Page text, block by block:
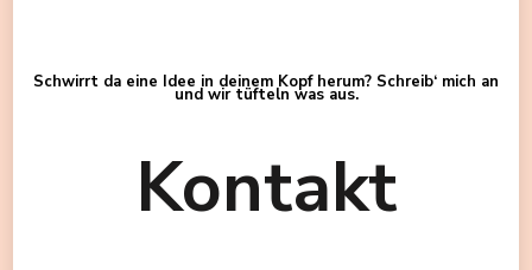
Schwirrt da eine Idee in deinem Kopf herum? Schreib‘ mich an
und wir tüfteln was aus.
Kontakt